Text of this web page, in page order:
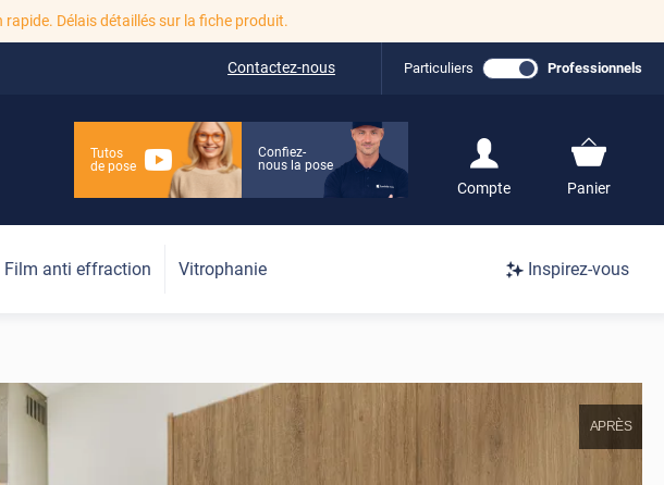
Délais détaillés sur la fiche produit.
Contactez-nous Particuliers Professionnels
Tutos
de pose
Confiez-
nous la pose
Compte
S'inscrire / Se
Panier
Film anti effraction Vitrophanie Inspirez-vous
APRÈS